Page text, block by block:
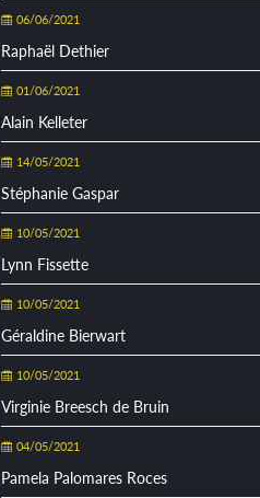
06/06/2021
Raphaël Dethier
01/06/2021
Alain Kelleter
14/05/2021
Stéphanie Gaspar
10/05/2021
Lynn Fissette
10/05/2021
Géraldine Bierwart
10/05/2021
Virginie Breesch de Bruin
04/05/2021
Pamela Palomares Roces